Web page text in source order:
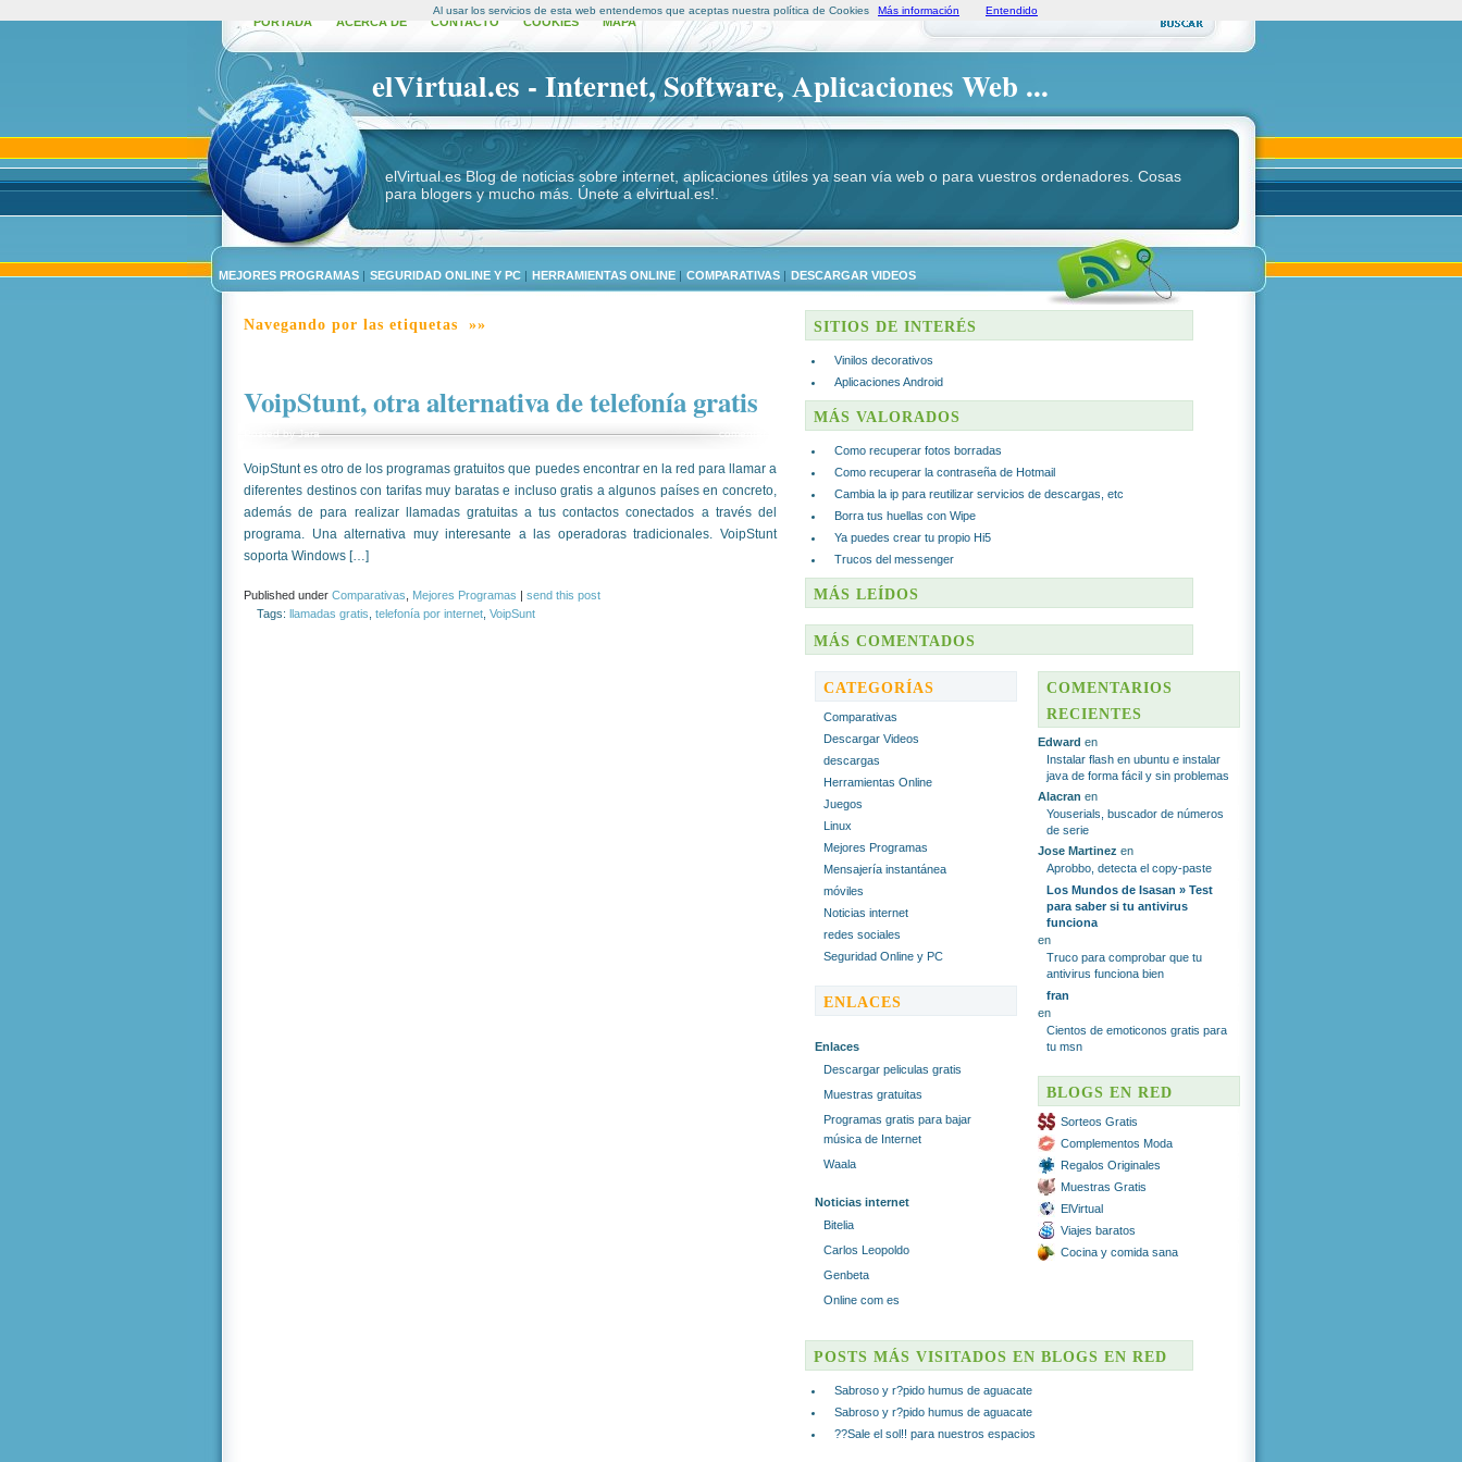
PORTADA ACERCA DE CONTACTO COOKIES MAPA
elVirtual.es - Internet, Software, Aplicaciones Web ...
elVirtual.es Blog de noticias sobre internet, aplicaciones útiles ya sean vía web o para vuestros ordenadores. Cosas
para blogers y mucho más. Únete a elvirtual.es!.
MEJORES PROGRAMAS | SEGURIDAD ONLINE Y PC | HERRAMIENTAS ONLINE | COMPARATIVAS | DESCARGAR VIDEOS
Navegando por las etiquetas »»
VoipStunt, otra alternativa de telefonía gratis
comentar
Posted byJara
VoipStunt es otro de los programas gratuitos que puedes encontrar en la red para llamar a
diferentes destinos con tarifas muy baratas e incluso gratis a algunos países en concreto,
además de para realizar llamadas gratuitas a tus contactos conectados a través del
programa. Una alternativa muy interesante a las operadoras tradicionales. VoipStunt
soporta Windows […]
Published under Comparativas Mejores Programas | send this post
Tags: llamadas gratis telefonía por internet VoipSunt
SITIOS DE INTERÉS
Vinilos decorativos
Aplicaciones Android
MÁS VALORADOS
Como recuperar fotos borradas
Como recuperar la contraseña de Hotmail
Cambia la ip para reutilizar servicios de descargas, etc
Borra tus huellas con Wipe
Ya puedes crear tu propio Hi5
Trucos del messenger
MÁS LEÍDOS
MÁS COMENTADOS
CATEGORÍAS
Comparativas
Descargar Videos
descargas
Herramientas Online
Juegos
Linux
Mejores Programas
Mensajería instantánea
móviles
Noticias internet
redes sociales
Seguridad Online y PC
ENLACES
Enlaces
Descargar peliculas gratis
Muestras gratuitas
Programas gratis para bajar
música de Internet
Waala
Noticias internet
Bitelia
Carlos Leopoldo
Genbeta
Online com es
COMENTARIOS
RECIENTES
Edward en
Instalar flash en ubuntu e instalar
java de forma fácil y sin problemas
Alacran en
Youserials, buscador de números
de serie
Jose Martinez en
Aprobbo, detecta el copy-paste
Los Mundos de Isasan » Test
para saber si tu antivirus
funciona
en
Truco para comprobar que tu
antivirus funciona bien
fran
en
Cientos de emoticonos gratis para
tu msn
BLOGS EN RED
Sorteos Gratis
Complementos Moda
Regalos Originales
Muestras Gratis
ElVirtual
Viajes baratos
Cocina y comida sana
POSTS MÁS VISITADOS EN BLOGS EN RED
Sabroso y r?pido humus de aguacate
Sabroso y r?pido humus de aguacate
??Sale el sol!! para nuestros espacios
Al usar los servicios de esta web entendemos que aceptas nuestra política de Cookies Más información Entendido